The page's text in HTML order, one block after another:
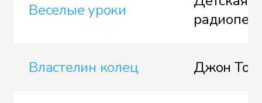
Веселые уроки
Властелин колец Джон